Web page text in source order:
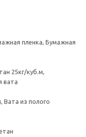
пленка, Бумажная
25кг/куб.м,
вата
Вата из полого